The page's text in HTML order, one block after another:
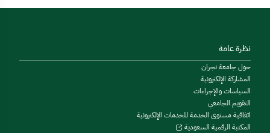
نظرة عامة
حول جامعة نجران
المشاركة الإلكترونية
السياسات والإجراءات
التقويم الجامعي
اتفاقية مستوى الخدمة للخدمات الإلكترونية
المكتبة الرقمية السعودية